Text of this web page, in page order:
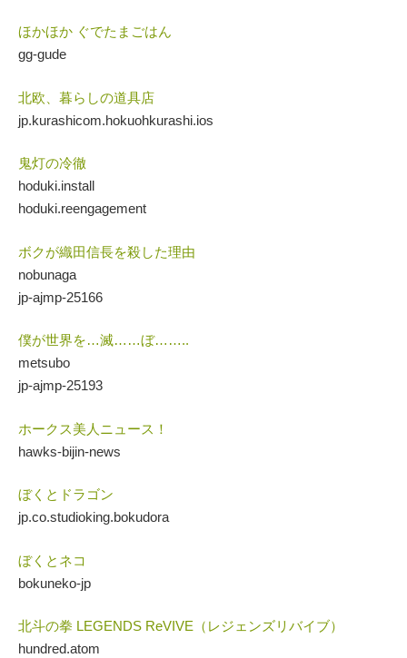
ほかほか ぐでたまごはん
gg-gude
北欧、暮らしの道具店
jp.kurashicom.hokuohkurashi.ios
鬼灯の冷徹
hoduki.install
hoduki.reengagement
ボクが織田信長を殺した理由
nobunaga
jp-ajmp-25166
僕が世界を…滅……ぼ……..
metsubo
jp-ajmp-25193
ホークス美人ニュース！
hawks-bijin-news
ぼくとドラゴン
jp.co.studioking.bokudora
ぼくとネコ
bokuneko-jp
北斗の拳 LEGENDS ReVIVE（レジェンズリバイブ）
hundred.atom